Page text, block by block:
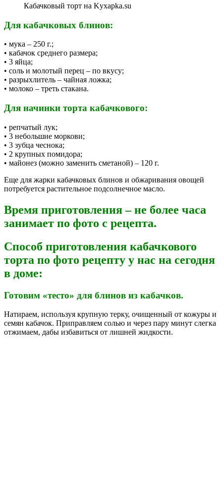
Кабачковый торт на Kyxapka.su
Для кабачковых блинов:
• мука – 250 г.;
• кабачок среднего размера;
• 3 яйца;
• соль и молотый перец – по вкусу;
• разрыхлитель – чайная ложка;
• молоко – треть стакана.
Для начинки торта кабачкового:
• репчатый лук;
• 3 небольшие моркови;
• 3 зубца чеснока;
• 2 крупных помидора;
• майонез (можно заменить сметаной) – 120 г.
Еще для жарки кабачковых блинов и обжаривания овощей
потребуется растительное подсолнечное масло.
Время приготовления – не более часа
занимает по фото с рецепта.
Способ приготовления кабачкового
торта по фото рецепту у нас на сегодня
в доме:
Готовим «тесто» для блинов из кабачков.
Натираем, используя крупную терку, очищенный от кожуры и
семян кабачок. Приправляем солью и через пару минут слегка
отжимаем, дабы избавиться от лишней жидкости.